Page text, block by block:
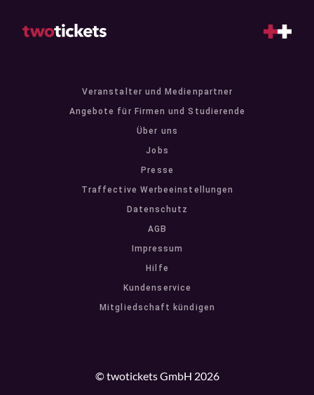
Veranstalter und Medienpartner
Angebote für Firmen und Studierende
Über uns
Jobs
Presse
Traffective Werbeeinstellungen
Datenschutz
AGB
Impressum
Hilfe
Kundenservice
Mitgliedschaft kündigen
© twotickets GmbH 2026